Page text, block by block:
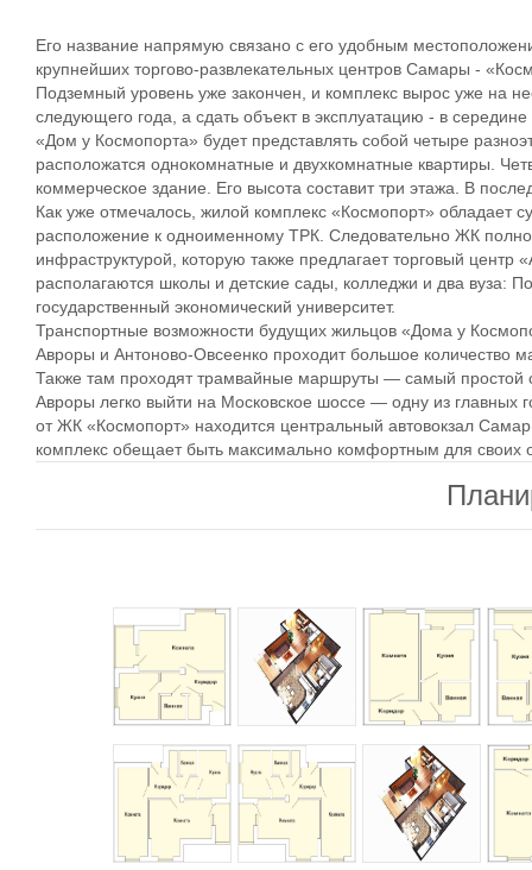
Его название напрямую связано с его удобным
крупнейших торгово-развлекательных центров Самары -
Подземный уровень уже закончен, и комплекс вырос уже на
следующего года, а сдать объект в эксплуатацию - в середине
«Дом у Космопорта» будет представлять собой четыре
расположатся однокомнатные и двухкомнатные квартиры.
коммерческое здание. Его высота составит три этажа. В
Как уже отмечалось, жилой комплекс «Космопорт» обладает
расположение к одноименному ТРК. Следовательно ЖК
инфраструктурой, которую также предлагает торговый
располагаются школы и детские сады, колледжи и два вуза:
государственный экономический университет.
Транспортные возможности будущих жильцов «Дома у
Авроры и Антоново-Овсеенко проходит большое количество
Также там проходят трамвайные маршруты — самый простой
Авроры легко выйти на Московское шоссе — одну из главных
от ЖК «Космопорт» находится центральный автовокзал
комплекс обещает быть максимально комфортным для своих